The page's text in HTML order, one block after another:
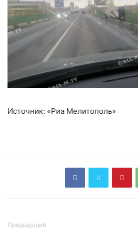
Источник: «Риа Мелитополь»
Предыдущий